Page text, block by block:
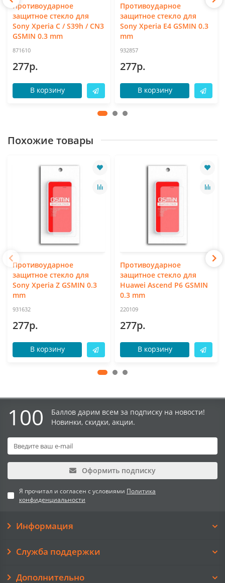
Противоударное
защитное стекло для
Sony Xperia C / S39h / CN3
GSMIN 0.3 mm
871610
277р.
В корзину
Противоударное
защитное стекло для
Sony Xperia E4 GSMIN 0.3
mm
932857
277р.
В корзину
Похожие товары
Противоударное
защитное стекло для
Sony Xperia Z GSMIN 0.3
mm
931632
277р.
В корзину
Противоударное
защитное стекло для
Huawei Ascend P6 GSMIN
0.3 mm
220109
277р.
В корзину
100
Баллов дарим всем за подписку на новости!
Новинки, скидки, акции.
Оформить подписку
Я прочитал и согласен с условиями Политика
конфиденциальности
Информация
Служба поддержки
Дополнительно